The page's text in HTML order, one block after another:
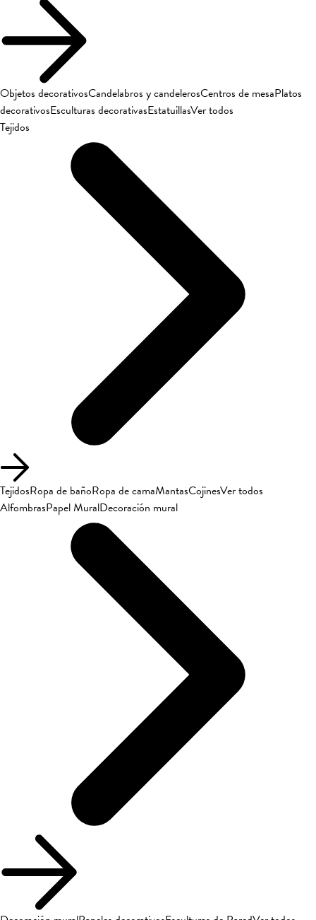
Objetos decorativosCandelabros y candelerosCentros de mesaPlatos
decorativosEsculturas decorativasEstatuillasVer todos
Tejidos
TejidosRopa de bañoRopa de camaMantasCojinesVer todos
AlfombrasPapel MuralDecoración mural